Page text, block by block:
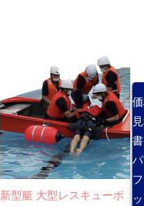
新型艇 大型レスキューボ